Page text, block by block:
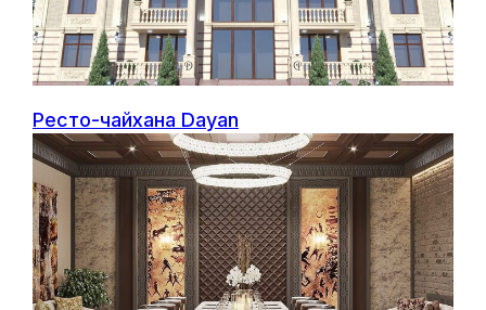
Ресто-чайхана Dayan